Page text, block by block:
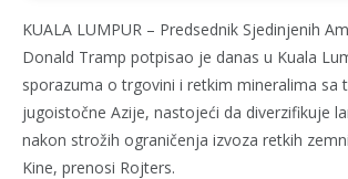
KUALA LUMPUR – Predsednik Sjedinjenih
Donald Tramp potpisao je danas u Kuala
sporazuma o trgovini i retkim mineralima sa
jugoistočne Azije, nastojeći da diverzifikuje
nakon strožih ograničenja izvoza retkih
Kine, prenosi Rojters.